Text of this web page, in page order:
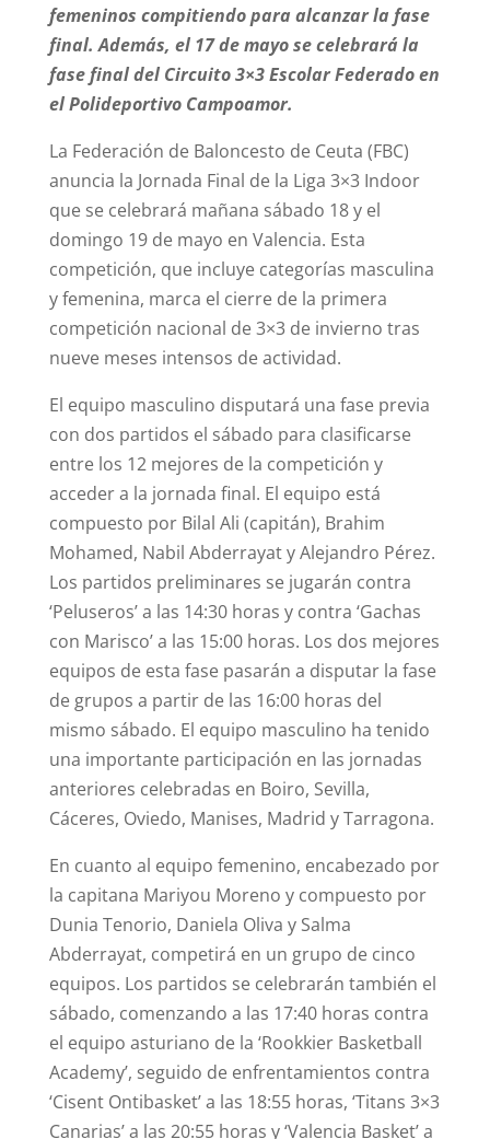
femeninos compitiendo para alcanzar la fase
final. Además, el 17 de mayo se celebrará la
fase final del Circuito 3×3 Escolar Federado en
el Polideportivo Campoamor.
La Federación de Baloncesto de Ceuta (FBC)
anuncia la Jornada Final de la Liga 3×3 Indoor
que se celebrará mañana sábado 18 y el
domingo 19 de mayo en Valencia. Esta
competición, que incluye categorías masculina
y femenina, marca el cierre de la primera
competición nacional de 3×3 de invierno tras
nueve meses intensos de actividad.
El equipo masculino disputará una fase previa
con dos partidos el sábado para clasificarse
entre los 12 mejores de la competición y
acceder a la jornada final. El equipo está
compuesto por Bilal Ali (capitán), Brahim
Mohamed, Nabil Abderrayat y Alejandro Pérez.
Los partidos preliminares se jugarán contra
‘Peluseros’ a las 14:30 horas y contra ‘Gachas
con Marisco’ a las 15:00 horas. Los dos mejores
equipos de esta fase pasarán a disputar la fase
de grupos a partir de las 16:00 horas del
mismo sábado. El equipo masculino ha tenido
una importante participación en las jornadas
anteriores celebradas en Boiro, Sevilla,
Cáceres, Oviedo, Manises, Madrid y Tarragona.
En cuanto al equipo femenino, encabezado por
la capitana Mariyou Moreno y compuesto por
Dunia Tenorio, Daniela Oliva y Salma
Abderrayat, competirá en un grupo de cinco
equipos. Los partidos se celebrarán también el
sábado, comenzando a las 17:40 horas contra
el equipo asturiano de la ‘Rookkier Basketball
Academy’, seguido de enfrentamientos contra
‘Cisent Ontibasket’ a las 18:55 horas, ‘Titans 3×3
Canarias’ a las 20:55 horas y ‘Valencia Basket’ a